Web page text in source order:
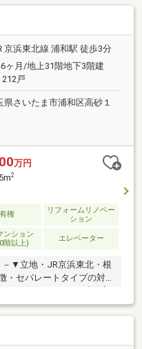
リング張替え・水回り設
、洗面所、トイレ）・建
等～ライフインフォメー
盤小学校 徒歩7分（約
中学校 徒歩15分（約
徒歩3分（約190ｍ）
京浜東北線 浦和駅 徒歩3分
ヶ月/地上31階地下3階建
212戸
県さいたま市浦和区高砂１
万円
2
権
リフォームリノベー
ション
ンション
階以上)
エレベーター
－▼立地・JR京浜東北・根
・セパレートタイプの対
ー付・キッチン・洗面室
居室に収納有・ペット飼
室内リフォーム内容【交
洗面台、全建具【その
フローリング上貼▼周辺環